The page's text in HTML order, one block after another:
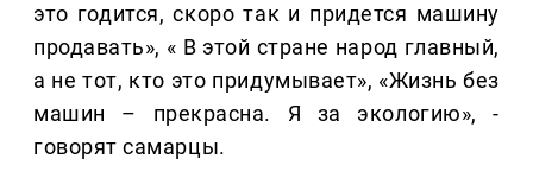
это годится, скоро так и придется машину
продавать», « В этой стране народ главный,
а не тот, кто это придумывает», «Жизнь без
машин – прекрасна. Я за экологию», -
говорят самарцы.